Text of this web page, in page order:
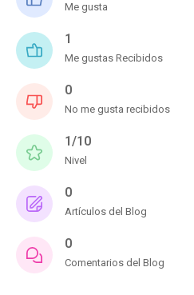
Me gusta
1
Me gustas Recibidos
0
No me gusta recibidos
1/10
Nivel
0
Artículos del Blog
0
Comentarios del Blog